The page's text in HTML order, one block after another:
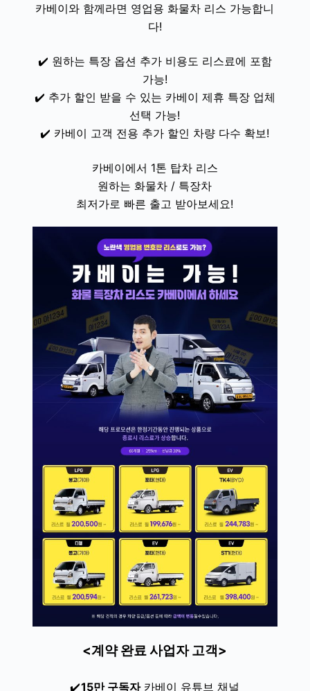
카베이와 함께라면 영업용 화물차 리스 가능합니
다!
✔️ 원하는 특장 옵션 추가 비용도 리스료에 포함
가능!
✔️ 추가 할인 받을 수 있는 카베이 제휴 특장 업체
선택 가능!
✔️ 카베이 고객 전용 추가 할인 차량 다수 확보!
카베이에서 1톤 탑차 리스
원하는 화물차 / 특장차
최저가로 빠른 출고 받아보세요!
<계약 완료 사업자 고객>
✔️15만 구독자카베이 유튜브 채널